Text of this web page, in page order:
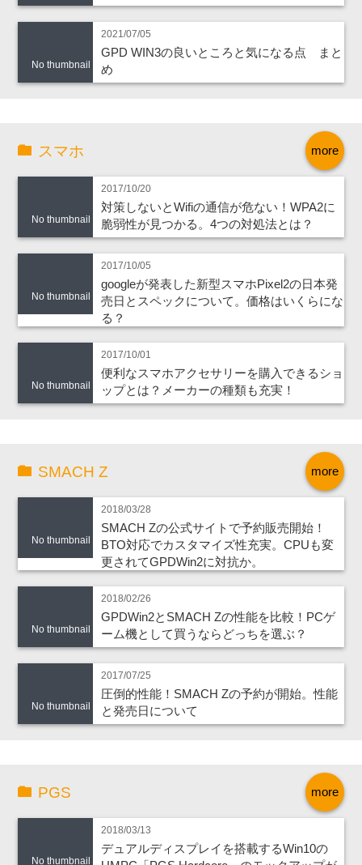
No thumbnail
2021/07/05
GPD WIN3の良いところと気になる点 まと
め
more
スマホ
No thumbnail
2017/10/20
対策しないとWifiの通信が危ない！WPA2に
脆弱性が見つかる。4つの対処法とは？
No thumbnail
2017/10/05
googleが発表した新型スマホPixel2の日本発
売日とスペックについて。価格はいくらにな
る？
No thumbnail
2017/10/01
便利なスマホアクセサリーを購入できるショ
ップとは？メーカーの種類も充実！
more
SMACH Z
No thumbnail
2018/03/28
SMACH Zの公式サイトで予約販売開始！
BTO対応でカスタマイズ性充実。CPUも変
更されてGPDWin2に対抗か。
No thumbnail
2018/02/26
GPDWin2とSMACH Zの性能を比較！PCゲ
ーム機として買うならどっちを選ぶ？
No thumbnail
2017/07/25
圧倒的性能！SMACH Zの予約が開始。性能
と発売日について
more
PGS
No thumbnail
2018/03/13
デュアルディスプレイを搭載するWin10の